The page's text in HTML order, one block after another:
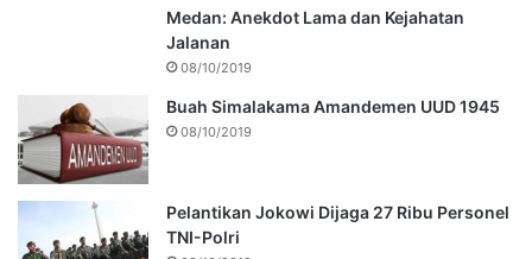
Medan: Anekdot Lama dan Kejahatan
Jalanan
08/10/2019
Buah Simalakama Amandemen UUD 1945
08/10/2019
Pelantikan Jokowi Dijaga 27 Ribu Personel
TNI-Polri